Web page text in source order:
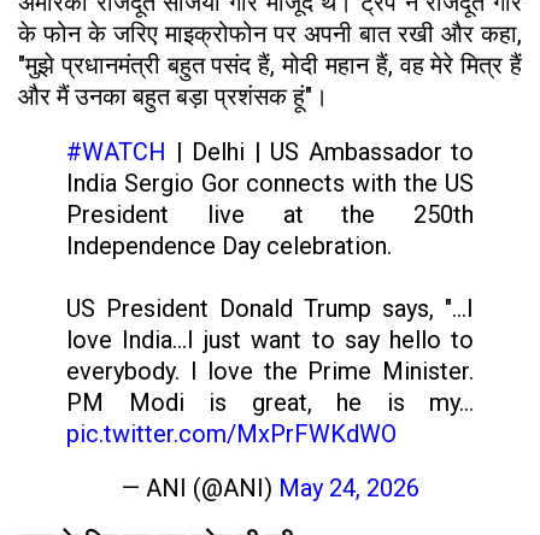
के फोन के जरिए माइक्रोफोन पर अपनी बात रखी और कहा,
"मुझे प्रधानमंत्री बहुत पसंद हैं, मोदी महान हैं, वह मेरे मित्र हैं
और मैं उनका बहुत बड़ा प्रशंसक हूं"।
#WATCH | Delhi | US Ambassador to
India Sergio Gor connects with the US
President live at the 250th
Independence Day celebration.
US President Donald Trump says, "...I
love India...I just want to say hello to
everybody. I love the Prime Minister.
PM Modi is great, he is my…
pic.twitter.com/MxPrFWKdWO
— ANI (@ANI) May 24, 2026